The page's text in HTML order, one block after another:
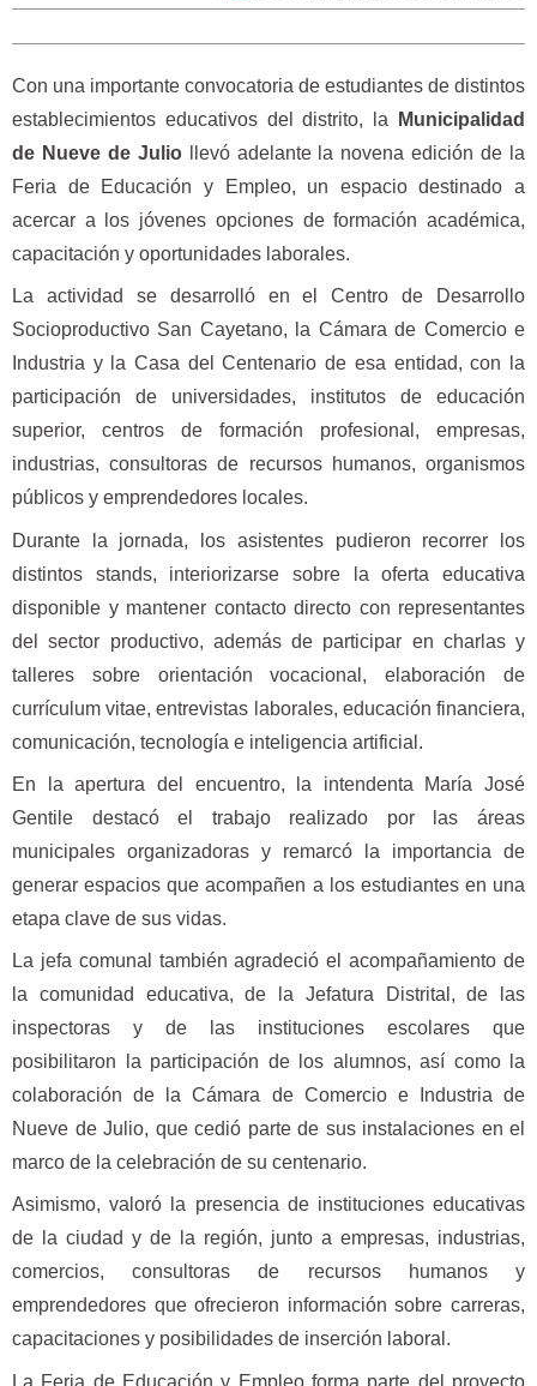
Con una importante convocatoria de estudiantes de distintos
establecimientos educativos del distrito, la
Municipalidad
de Nueve de Juliollevó adelante la novena edición de la
Feria de Educación y Empleo, un espacio destinado a
acercar a los jóvenes opciones de formación académica,
capacitación y oportunidades laborales.
La actividad se desarrolló en el Centro de Desarrollo
Socioproductivo San Cayetano, la Cámara de Comercio e
Industria y la Casa del Centenario de esa entidad, con la
participación de universidades, institutos de educación
superior, centros de formación profesional, empresas,
industrias, consultoras de recursos humanos, organismos
públicos y emprendedores locales.
Durante la jornada, los asistentes pudieron recorrer los
distintos stands, interiorizarse sobre la oferta educativa
disponible y mantener contacto directo con representantes
del sector productivo, además de participar en charlas y
talleres sobre orientación vocacional, elaboración de
currículum vitae, entrevistas laborales, educación financiera,
comunicación, tecnología e inteligencia artificial.
En la apertura del encuentro, la intendenta María José
Gentile destacó el trabajo realizado por las áreas
municipales organizadoras y remarcó la importancia de
generar espacios que acompañen a los estudiantes en una
etapa clave de sus vidas.
La jefa comunal también agradeció el acompañamiento de
la comunidad educativa, de la Jefatura Distrital, de las
inspectoras y de las instituciones escolares que
posibilitaron la participación de los alumnos, así como la
colaboración de la Cámara de Comercio e Industria de
Nueve de Julio, que cedió parte de sus instalaciones en el
marco de la celebración de su centenario.
Asimismo, valoró la presencia de instituciones educativas
de la ciudad y de la región, junto a empresas, industrias,
comercios, consultoras de recursos humanos y
emprendedores que ofrecieron información sobre carreras,
capacitaciones y posibilidades de inserción laboral.
La Feria de Educación y Empleo forma parte del proyecto